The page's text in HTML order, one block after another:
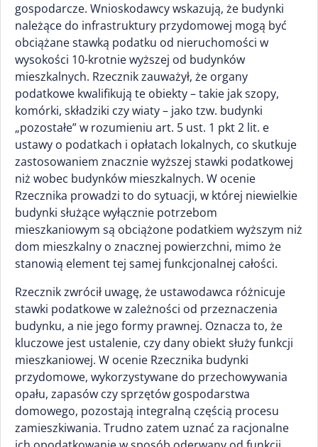
gospodarcze. Wnioskodawcy wskazują, że budynki
należące do infrastruktury przydomowej mogą być
obciążane stawką podatku od nieruchomości w
wysokości 10-krotnie wyższej od budynków
mieszkalnych. Rzecznik zauważył, że organy
podatkowe kwalifikują te obiekty – takie jak szopy,
komórki, składziki czy wiaty – jako tzw. budynki
„pozostałe” w rozumieniu art. 5 ust. 1 pkt 2 lit. e
ustawy o podatkach i opłatach lokalnych, co skutkuje
zastosowaniem znacznie wyższej stawki podatkowej
niż wobec budynków mieszkalnych. W ocenie
Rzecznika prowadzi to do sytuacji, w której niewielkie
budynki służące wyłącznie potrzebom
mieszkaniowym są obciążone podatkiem wyższym niż
dom mieszkalny o znacznej powierzchni, mimo że
stanowią element tej samej funkcjonalnej całości.
Rzecznik zwrócił uwagę, że ustawodawca różnicuje
stawki podatkowe w zależności od przeznaczenia
budynku, a nie jego formy prawnej. Oznacza to, że
kluczowe jest ustalenie, czy dany obiekt służy funkcji
mieszkaniowej. W ocenie Rzecznika budynki
przydomowe, wykorzystywane do przechowywania
opału, zapasów czy sprzętów gospodarstwa
domowego, pozostają integralną częścią procesu
zamieszkiwania. Trudno zatem uznać za racjonalne